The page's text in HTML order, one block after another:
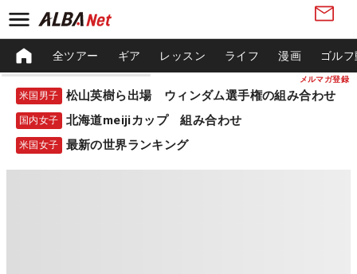
メルマガ登録
全ツアー ギア レッスン ライフ 漫画 ゴル
米国男子 松山英樹ら出場 ウィンダム選手権の組み合わせ
国内女子 北海道meijiカップ 組み合わせ
米国女子 最新の世界ランキング